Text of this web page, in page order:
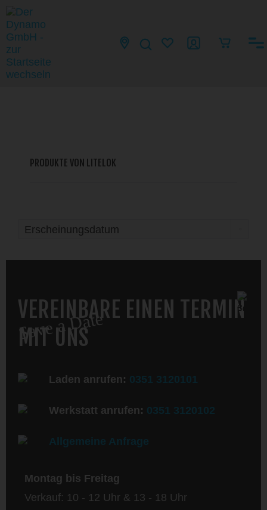
PRODUKTE VON LITELOK
Save a Date
VEREINBARE EINEN TERMIN
MIT UNS
Laden anrufen: 0351 3120101
Werkstatt anrufen: 0351 3120102
Allgemeine Anfrage
Montag bis Freitag
Verkauf: 10 - 12 Uhr & 13 - 18 Uhr